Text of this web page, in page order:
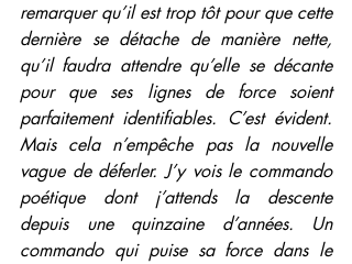
remarquer qu’il est trop tôt pour que cette
dernière se détache de manière nette,
qu’il faudra attendre qu’elle se décante
pour que ses lignes de force soient
parfaitement identifiables. C’est évident.
Mais cela n’empêche pas la nouvelle
vague de déferler. J’y vois le commando
poétique dont j’attends la descente
depuis une quinzaine d’années. Un
commando qui puise sa force dans le